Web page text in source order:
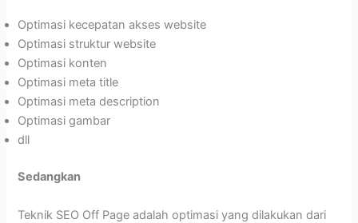
Optimasi kecepatan akses website
Optimasi struktur website
Optimasi konten
Optimasi meta title
Optimasi meta description
Optimasi gambar
dll
Sedangkan
Teknik SEO Off Page adalah optimasi yang dilakukan dari